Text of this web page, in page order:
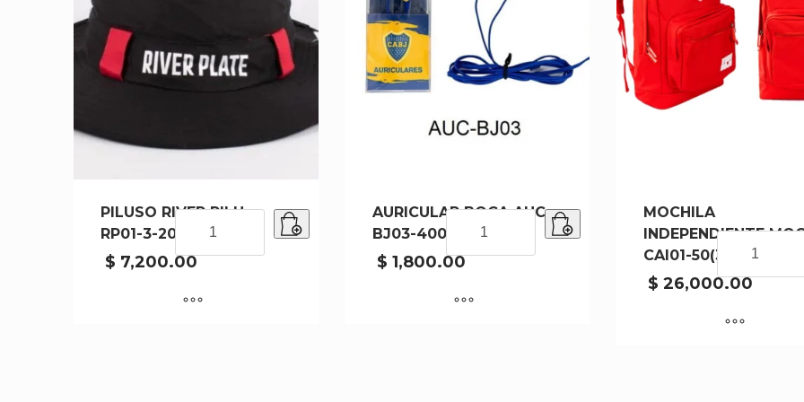
PILUSO RIVER PILU-
RP01-3-200
$ 7,200.00
PILUSO
RIVER
PILU-
3-
AURICULAR BOCA AUC-
BJ03-400
$ 1,800.00
AURICULAR
BOCA
AUC-
400
MOCHILA
INDEPENDIENTE
CAI01-50(30)
$ 26,000.00
MOCHILA
MOC-
50(30)